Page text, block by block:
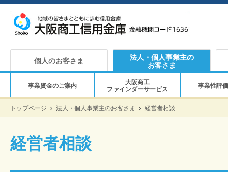
個人のお客さま
法人・個人事業主の
お客さま
事業資金のご案内
大阪商工
ファインダーサービス
事業性評
トップページ 法人・個人事業主のお客さま 経営者相談
経営者相談